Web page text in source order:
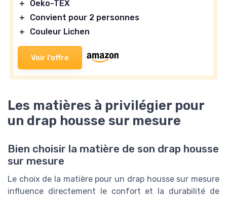
＋
Oeko-TEX
＋
Convient pour 2 personnes
＋
Couleur Lichen
Voir l'offre
Les matières à privilégier pour
un drap housse sur mesure
Bien choisir la matière de son drap housse
sur mesure
Le choix de la matière pour un drap housse sur mesure
influence directement le confort et la durabilité de